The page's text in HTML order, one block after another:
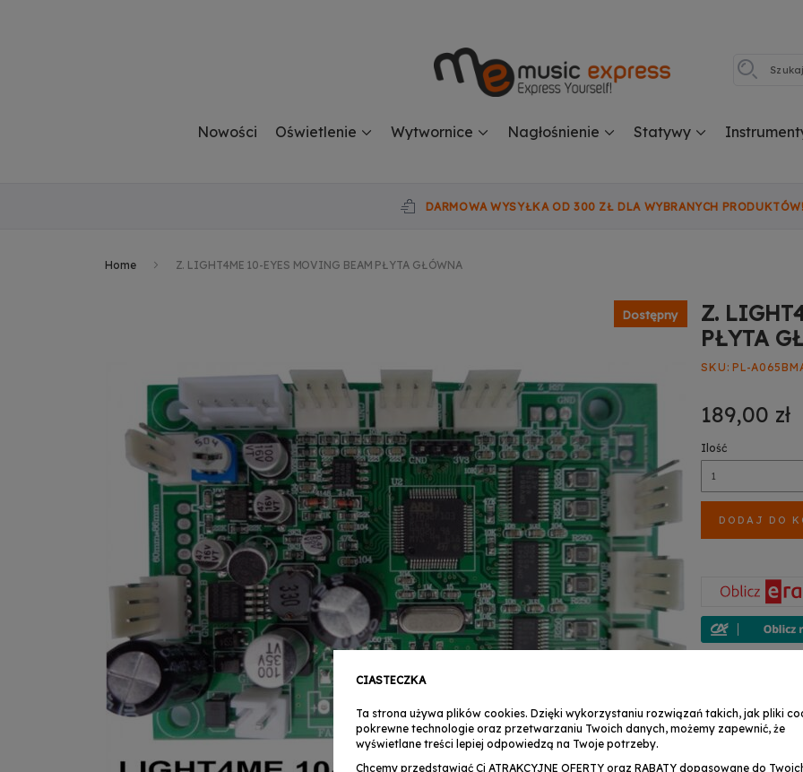
Nowości Oświetlenie Wytwornice Nagłośnienie Statywy
DARMOWA WYSYŁKA OD 300 ZŁ DLA WYBRANYCH PRODUKTÓW!
Home Z. LIGHT4ME 10-EYES MOVING BEAM PŁYTA GŁÓWNA
Dostępny
Z.
PŁYTA
SKU PL-
189,00 zł
Ilość
DODAJ DO
+48 (24) 356 30
CIASTECZKA
Ta strona używa plików cookies. Dzięki wykorzystaniu rozwiązań takich, jak pliki
pokrewne technologie oraz przetwarzaniu Twoich danych, możemy zapewnić, że
wyświetlane treści lepiej odpowiedzą na Twoje potrzeby.
Chcemy przedstawiać Ci ATRAKCYJNE OFERTY oraz RABATY dopasowane do